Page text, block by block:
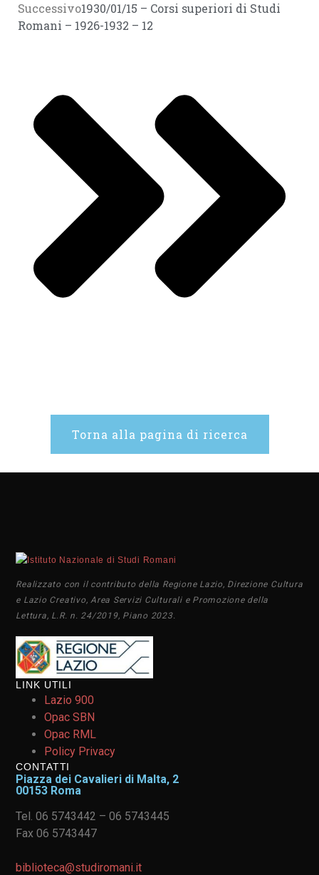
Successivo1930/01/15 – Corsi superiori di Studi
Romani – 1926-1932 – 12
Torna alla pagina di ricerca
Realizzato con il contributo della Regione Lazio, Direzione Cultura
e Lazio Creativo, Area Servizi Culturali e Promozione della
Lettura, L.R. n. 24/2019, Piano 2023.
LINK UTILI
Lazio 900
Opac SBN
Opac RML
Policy Privacy
CONTATTI
Piazza dei Cavalieri di Malta, 2
00153 Roma
Tel. 06 5743442 – 06 5743445
Fax 06 5743447
biblioteca@studiromani.it